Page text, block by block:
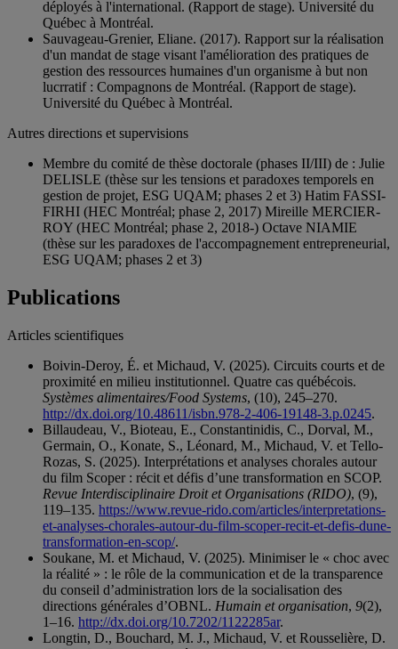
déployés à l'international. (Rapport de stage). Université du
Québec à Montréal.
Sauvageau-Grenier, Eliane. (2017). Rapport sur la réalisation
d'un mandat de stage visant l'amélioration des pratiques de
gestion des ressources humaines d'un organisme à but non
lucrratif : Compagnons de Montréal. (Rapport de stage).
Université du Québec à Montréal.
Autres directions et supervisions
Membre du comité de thèse doctorale (phases II/III) de : Julie
DELISLE (thèse sur les tensions et paradoxes temporels en
gestion de projet, ESG UQAM; phases 2 et 3) Hatim FASSI-
FIRHI (HEC Montréal; phase 2, 2017) Mireille MERCIER-
ROY (HEC Montréal; phase 2, 2018-) Octave NIAMIE
(thèse sur les paradoxes de l'accompagnement entrepreneurial,
ESG UQAM; phases 2 et 3)
Publications
Articles scientifiques
Boivin-Deroy, É. et Michaud, V. (2025). Circuits courts et de
proximité en milieu institutionnel. Quatre cas québécois.
Systèmes alimentaires/Food Systems, (10), 245–270.
http://dx.doi.org/10.48611/isbn.978-2-406-19148-3.p.0245.
Billaudeau, V., Bioteau, E., Constantinidis, C., Dorval, M.,
Germain, O., Konate, S., Léonard, M., Michaud, V. et Tello-
Rozas, S. (2025). Interprétations et analyses chorales autour
du film Scoper : récit et défis d’une transformation en SCOP.
Revue Interdisciplinaire Droit et Organisations (RIDO), (9),
119–135. https://www.revue-rido.com/articles/interpretations-
et-analyses-chorales-autour-du-film-scoper-recit-et-defis-dune-
transformation-en-scop/.
Soukane, M. et Michaud, V. (2025). Minimiser le « choc avec
la réalité » : le rôle de la communication et de la transparence
du conseil d’administration lors de la socialisation des
directions générales d’OBNL. Humain et organisation, 9(2),
1–16. http://dx.doi.org/10.7202/1122285ar.
Longtin, D., Bouchard, M. J., Michaud, V. et Rousselière, D.